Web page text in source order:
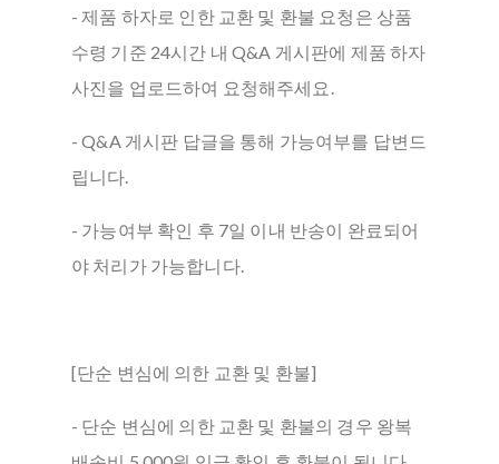
- 제품 하자로 인한 교환 및 환불 요청은 상품
수령 기준 24시간 내 Q&A 게시판에 제품 하자
사진을 업로드하여 요청해주세요.
- Q&A 게시판 답글을 통해 가능여부를 답변드
립니다.
- 가능여부 확인 후 7일 이내 반송이 완료되어
야 처리가 가능합니다.
[단순 변심에 의한 교환 및 환불]
- 단순 변심에 의한 교환 및 환불의 경우 왕복